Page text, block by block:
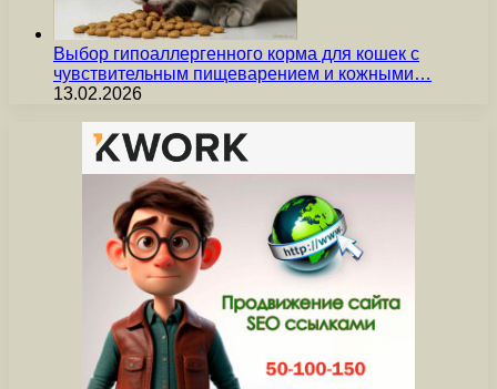
Выбор гипоаллергенного корма для кошек с
чувствительным пищеварением и кожными…
13.02.2026